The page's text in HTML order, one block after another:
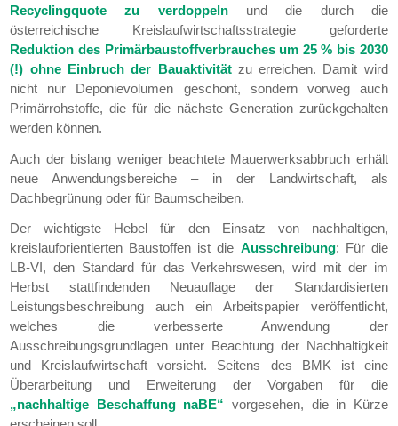
Recyclingquote zu verdoppelnund die durch die
österreichische Kreislaufwirtschaftsstrategie geforderte
Reduktion des Primärbaustoffverbrauches um 25 % bis 2030
(!) ohne Einbruch der Bauaktivitätzu erreichen. Damit wird
nicht nur Deponievolumen geschont, sondern vorweg auch
Primärrohstoffe, die für die nächste Generation zurückgehalten
werden können.
Auch der bislang weniger beachtete Mauerwerksabbruch erhält
neue Anwendungsbereiche – in der Landwirtschaft, als
Dachbegrünung oder für Baumscheiben.
Der wichtigste Hebel für den Einsatz von nachhaltigen,
kreislauforientierten Baustoffen ist die Ausschreibung: Für die
LB-VI, den Standard für das Verkehrswesen, wird mit der im
Herbst stattfindenden Neuauflage der Standardisierten
Leistungsbeschreibung auch ein Arbeitspapier veröffentlicht,
welches die verbesserte Anwendung der
Ausschreibungsgrundlagen unter Beachtung der Nachhaltigkeit
und Kreislaufwirtschaft vorsieht. Seitens des BMK ist eine
Überarbeitung und Erweiterung der Vorgaben für die
„nachhaltige Beschaffung naBE“ vorgesehen, die in Kürze